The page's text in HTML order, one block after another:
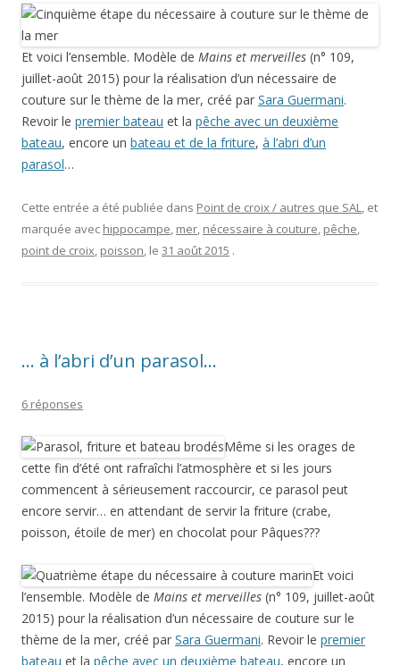
Et voici l’ensemble. Modèle de Mains et merveilles (n° 109,
juillet-août 2015) pour la réalisation d’un nécessaire de
couture sur le thème de la mer, créé par Sara Guermani.
Revoir le premier bateau et la pêche avec un deuxième
bateau, encore un bateau et de la friture, à l’abri d’un
parasol…
Cette entrée a été publiée dans Point de croix / autres que SAL, et
marquée avec hippocampe, mer, nécessaire à couture, pêche,
point de croix, poisson, le 31 août 2015 .
… à l’abri d’un parasol…
6 réponses
Même si les orages de
cette fin d’été ont rafraîchi l’atmosphère et si les jours
commencent à sérieusement raccourcir, ce parasol peut
encore servir… en attendant de servir la friture (crabe,
poisson, étoile de mer) en chocolat pour Pâques???
Et voici
l’ensemble. Modèle de Mains et merveilles (n° 109, juillet-août
2015) pour la réalisation d’un nécessaire de couture sur le
thème de la mer, créé par Sara Guermani. Revoir le premier
bateau et la pêche avec un deuxième bateau, encore un